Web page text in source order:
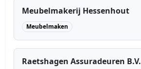
Meubelmakerij Hessenhout
Meubelmaken
Raetshagen Assuradeuren B.V.